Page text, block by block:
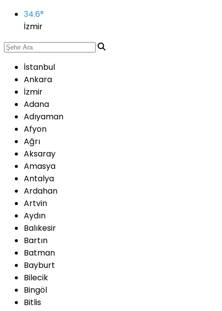
34.6°
İzmir
İstanbul
Ankara
İzmir
Adana
Adıyaman
Afyon
Ağrı
Aksaray
Amasya
Antalya
Ardahan
Artvin
Aydın
Balıkesir
Bartın
Batman
Bayburt
Bilecik
Bingöl
Bitlis